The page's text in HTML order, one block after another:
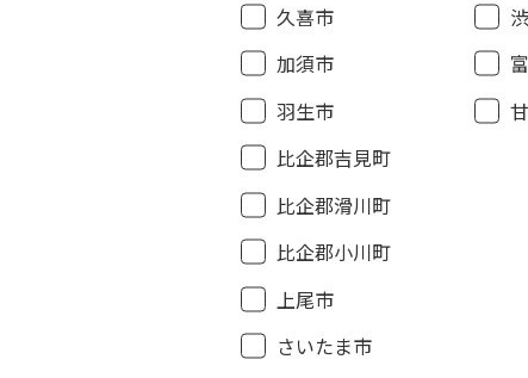
久喜市
加須市
羽生市
比企郡吉見町
比企郡滑川町
比企郡小川町
上尾市
さいたま市